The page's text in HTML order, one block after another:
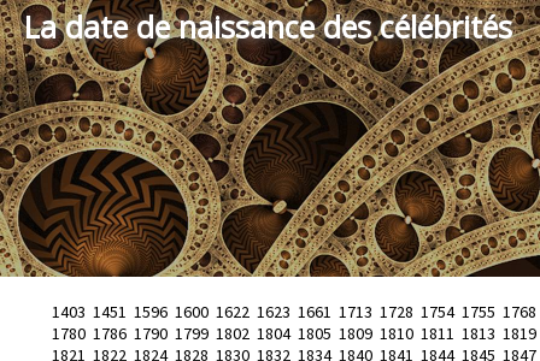
La date de naissance des célébrités
1403 1451 1596 1600 1622 1623 1661 1713 1728 1754 1755 1768
1780 1786 1790 1799 1802 1804 1805 1809 1810 1811 1813 1819
1821 1822 1824 1828 1830 1832 1834 1840 1841 1844 1845 1847